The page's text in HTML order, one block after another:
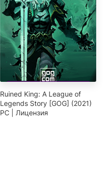
Ruined King: A League of
Legends Story [GOG] (2021)
PC | Лицензия